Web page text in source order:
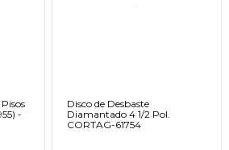
-
Disco de Desbaste
Diamantado 4 1/2 Pol.
CORTAG-61754